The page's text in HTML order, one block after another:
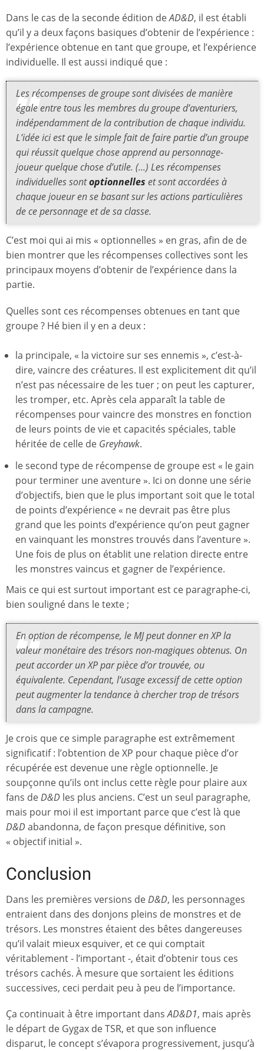
Dans le cas de la seconde édition deAD&D, il est établi
qu’il y a deux façons basiques d’obtenir de l’expérience :
l’expérience obtenue en tant que groupe, et l’expérience
individuelle. Il est aussi indiqué que :
Les récompenses de groupe sont divisées de manière
égale entre tous les membres du groupe d’aventuriers,
indépendamment de la contribution de chaque individu.
L’idée ici est que le simple fait de faire partie d’un groupe
qui réussit quelque chose apprend au personnage-
joueur quelque chose d’utile. (...) Les récompenses
individuelles sontoptionnelles et sont accordées à
chaque joueur en se basant sur les actions particulières
de ce personnage et de sa classe.
C’est moi qui ai mis « optionnelles » en gras, afin de de
bien montrer que les récompenses collectives sont les
principaux moyens d’obtenir de l’expérience dans la
partie.
Quelles sont ces récompenses obtenues en tant que
groupe ? Hé bien il y en a deux :
la principale, « la victoire sur ses ennemis », c’est-à-
dire, vaincre des créatures. Il est explicitement dit qu’il
n’est pas nécessaire de les tuer ; on peut les capturer,
les tromper, etc. Après cela apparaît la table de
récompenses pour vaincre des monstres en fonction
de leurs points de vie et capacités spéciales, table
héritée de celle de Greyhawk.
le second type de récompense de groupe est « le gain
pour terminer une aventure ». Ici on donne une série
d’objectifs, bien que le plus important soit que le total
de points d’expérience « ne devrait pas être plus
grand que les points d’expérience qu’on peut gagner
en vainquant les monstres trouvés dans l’aventure ».
Une fois de plus on établit une relation directe entre
les monstres vaincus et gagner de l’expérience.
Mais ce qui est surtout important est ce paragraphe-ci,
bien souligné dans le texte ;
En option de récompense, le MJ peut donner en XP la
valeur monétaire des trésors non-magiques obtenus. On
peut accorder un XP par pièce d’or trouvée, ou
équivalente. Cependant, l’usage excessif de cette option
peut augmenter la tendance à chercher trop de trésors
dans la campagne.
Je crois que ce simple paragraphe est extrêmement
significatif : l’obtention de XP pour chaque pièce d’or
récupérée est devenue une règle optionnelle. Je
soupçonne qu’ils ont inclus cette règle pour plaire aux
fans deD&D les plus anciens. C’est un seul paragraphe,
mais pour moi il est important parce que c’est là que
D&Dabandonna, de façon presque définitive, son
« objectif initial ».
Conclusion
Dans les premières versions deD&D, les personnages
entraient dans des donjons pleins de monstres et de
trésors. Les monstres étaient des bêtes dangereuses
qu’il valait mieux esquiver, et ce qui comptait
véritablement - l’important -, était d’obtenir tous ces
trésors cachés. À mesure que sortaient les éditions
successives, ceci perdait peu à peu de l’importance.
Ça continuait à être important dansAD&D1, mais après
le départ de Gygax de TSR, et que son influence
disparut, le concept s’évapora progressivement, jusqu’à